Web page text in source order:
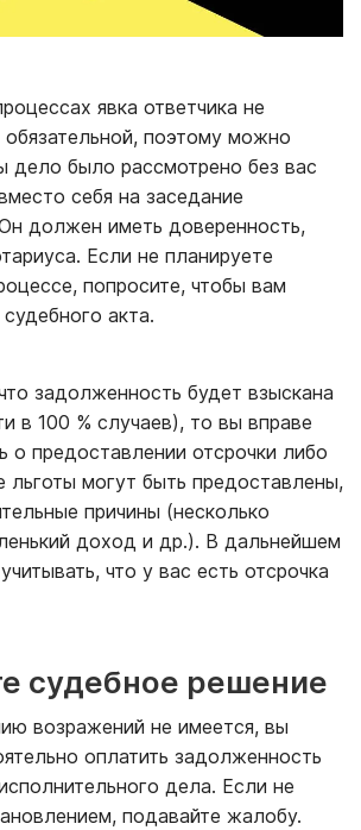
явка ответчика не
обязательной, поэтому можно
дело было рассмотрено без вас
себя на заседание
должен иметь доверенность,
Если не планируете
попросите, чтобы вам
акта.
задолженность будет взыскана
в 100 % случаев), то вы вправе
о предоставлении отсрочки либо
льготы могут быть предоставлены,
причины (несколько
доход и др.). В дальнейшем
что у вас есть отсрочка
судебное решение
возражений не имеется, вы
оплатить задолженность
дела. Если не
подавайте жалобу.